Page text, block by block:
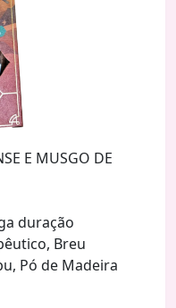
E MUSGO DE
duração
Breu
Pó de Madeira